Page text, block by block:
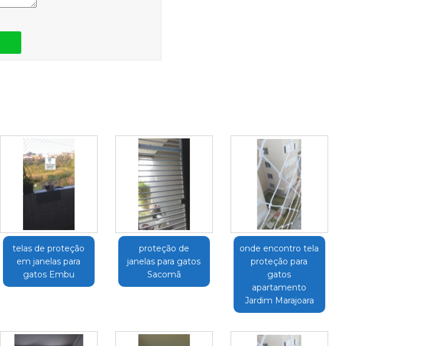
telas de proteção
em janelas para
gatos Embu
proteção de
janelas para gatos
Sacomã
onde encontro tela
proteção para
gatos
apartamento
Jardim Marajoara